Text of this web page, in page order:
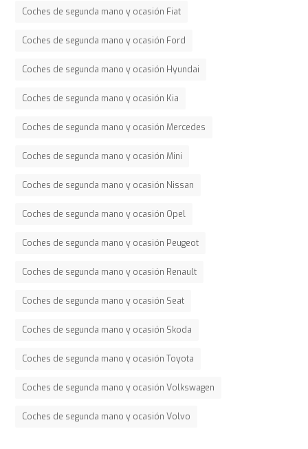
Coches de segunda mano y ocasión Fiat
Coches de segunda mano y ocasión Ford
Coches de segunda mano y ocasión Hyundai
Coches de segunda mano y ocasión Kia
Coches de segunda mano y ocasión Mercedes
Coches de segunda mano y ocasión Mini
Coches de segunda mano y ocasión Nissan
Coches de segunda mano y ocasión Opel
Coches de segunda mano y ocasión Peugeot
Coches de segunda mano y ocasión Renault
Coches de segunda mano y ocasión Seat
Coches de segunda mano y ocasión Skoda
Coches de segunda mano y ocasión Toyota
Coches de segunda mano y ocasión Volkswagen
Coches de segunda mano y ocasión Volvo